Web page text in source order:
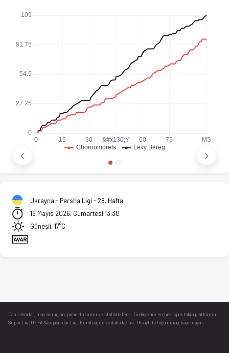
Ukrayna - Persha Ligi - 28. Hafta
16 Mayıs 2026, Cumartesi 13:30
Güneşli, 17°C
Canlı skorlar , maç sonuçları, puan durumu ve istatistikler — Türkiye’nin en hızlı spor takip platformu.
Süper Lig, UEFA Şampiyonlar Ligi, Euroleague ve daha fazlası. Ofsayt ile hiçbir maçı kaçırmayın.